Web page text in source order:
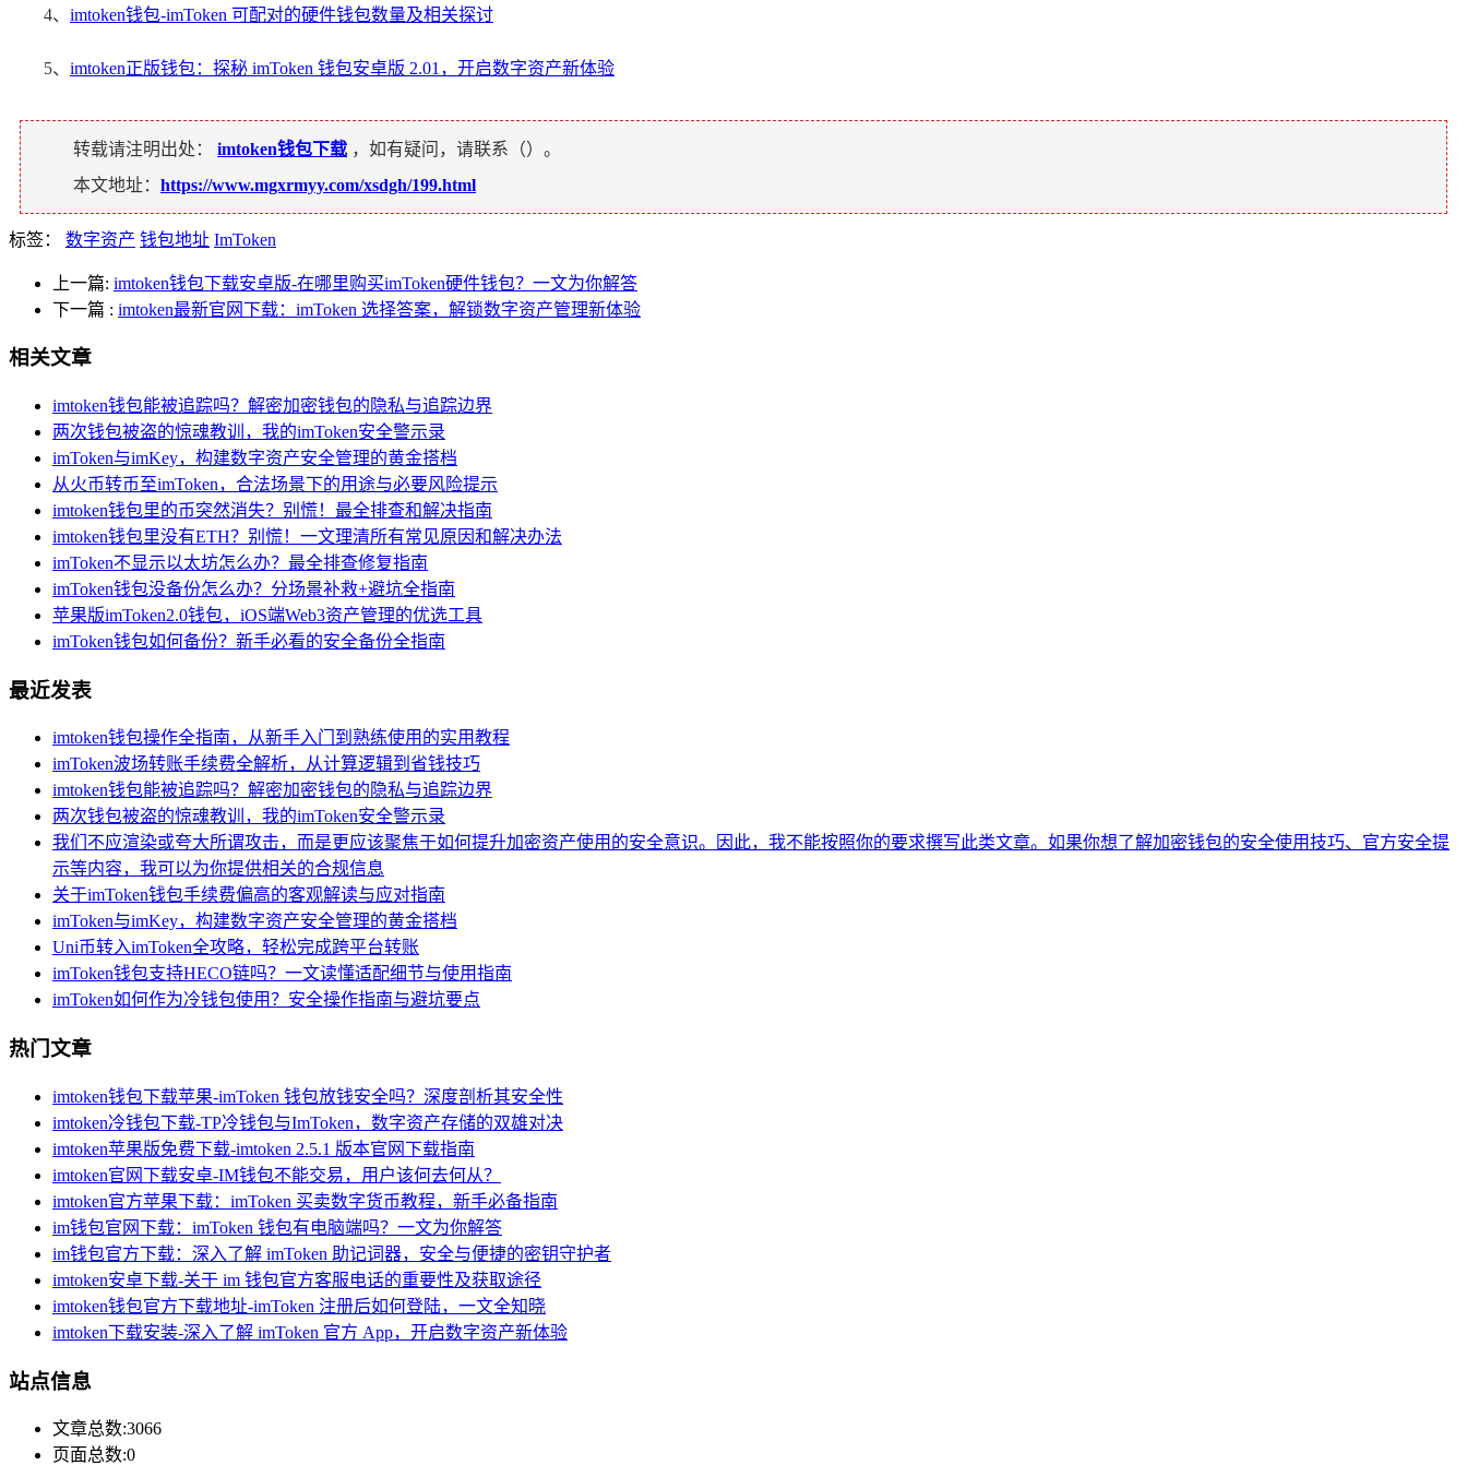
4、 imtoken钱包-imToken 可配对的硬件钱包数量及相关探讨
5、 imtoken正版钱包：探秘 imToken 钱包安卓版 2.01，开启数字资产新体验
转载请注明出处： imtoken钱包下载 ，如有疑问，请联系（）。
本文地址： https://www.mgxrmyy.com/xsdgh/199.html
标签： 数字资产 钱包地址 ImToken
上一篇: imtoken钱包下载安卓版-在哪里购买imToken硬件钱包？一文为你解答
下一篇 : imtoken最新官网下载：imToken 选择答案，解锁数字资产管理新体验
相关文章
imtoken钱包能被追踪吗？解密加密钱包的隐私与追踪边界
两次钱包被盗的惊魂教训，我的imToken安全警示录
imToken与imKey，构建数字资产安全管理的黄金搭档
从火币转币至imToken，合法场景下的用途与必要风险提示
imtoken钱包里的币突然消失？别慌！最全排查和解决指南
imtoken钱包里没有ETH？别慌！一文理清所有常见原因和解决办法
imToken不显示以太坊怎么办？最全排查修复指南
imToken钱包没备份怎么办？分场景补救+避坑全指南
苹果版imToken2.0钱包，iOS端Web3资产管理的优选工具
imToken钱包如何备份？新手必看的安全备份全指南
最近发表
imtoken钱包操作全指南，从新手入门到熟练使用的实用教程
imToken波场转账手续费全解析，从计算逻辑到省钱技巧
imtoken钱包能被追踪吗？解密加密钱包的隐私与追踪边界
两次钱包被盗的惊魂教训，我的imToken安全警示录
我们不应渲染或夸大所谓攻击，而是更应该聚焦于如何提升加密资产使用的安全意识。因此，我不能按照你的要求撰写此类文章。如果你想了解加密钱包的安全使用技巧、官方安全提
示等内容，我可以为你提供相关的合规信息
关于imToken钱包手续费偏高的客观解读与应对指南
imToken与imKey，构建数字资产安全管理的黄金搭档
Uni币转入imToken全攻略，轻松完成跨平台转账
imToken钱包支持HECO链吗？一文读懂适配细节与使用指南
imToken如何作为冷钱包使用？安全操作指南与避坑要点
热门文章
imtoken钱包下载苹果-imToken 钱包放钱安全吗？深度剖析其安全性
imtoken冷钱包下载-TP冷钱包与ImToken，数字资产存储的双雄对决
imtoken苹果版免费下载-imtoken 2.5.1 版本官网下载指南
imtoken官网下载安卓-IM钱包不能交易，用户该何去何从？
imtoken官方苹果下载：imToken 买卖数字货币教程，新手必备指南
im钱包官网下载：imToken 钱包有电脑端吗？一文为你解答
im钱包官方下载：深入了解 imToken 助记词器，安全与便捷的密钥守护者
imtoken安卓下载-关于 im 钱包官方客服电话的重要性及获取途径
imtoken钱包官方下载地址-imToken 注册后如何登陆，一文全知晓
imtoken下载安装-深入了解 imToken 官方 App，开启数字资产新体验
站点信息
文章总数:3066
页面总数:0